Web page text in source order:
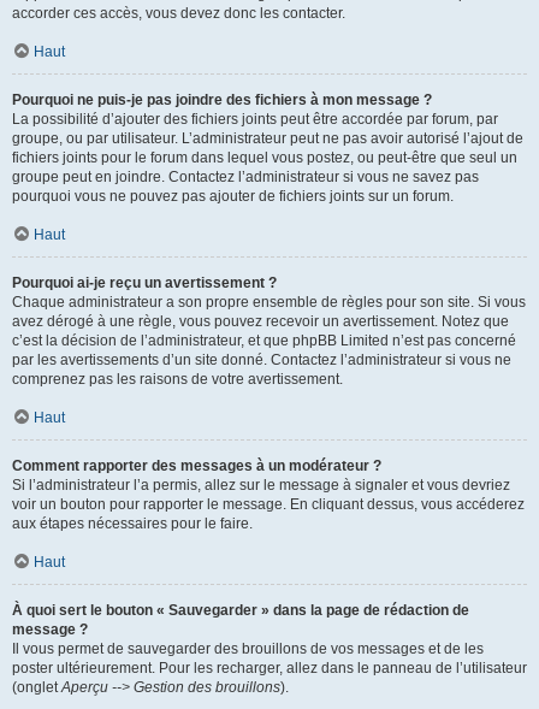
accorder ces accès, vous devez donc les contacter.
Haut
Pourquoi ne puis-je pas joindre des fichiers à mon message ?
La possibilité d’ajouter des fichiers joints peut être accordée par forum, par
groupe, ou par utilisateur. L’administrateur peut ne pas avoir autorisé l’ajout de
fichiers joints pour le forum dans lequel vous postez, ou peut-être que seul un
groupe peut en joindre. Contactez l’administrateur si vous ne savez pas
pourquoi vous ne pouvez pas ajouter de fichiers joints sur un forum.
Haut
Pourquoi ai-je reçu un avertissement ?
Chaque administrateur a son propre ensemble de règles pour son site. Si vous
avez dérogé à une règle, vous pouvez recevoir un avertissement. Notez que
c’est la décision de l’administrateur, et que phpBB Limited n’est pas concerné
par les avertissements d’un site donné. Contactez l’administrateur si vous ne
comprenez pas les raisons de votre avertissement.
Haut
Comment rapporter des messages à un modérateur ?
Si l’administrateur l’a permis, allez sur le message à signaler et vous devriez
voir un bouton pour rapporter le message. En cliquant dessus, vous accéderez
aux étapes nécessaires pour le faire.
Haut
À quoi sert le bouton « Sauvegarder » dans la page de rédaction de
message ?
Il vous permet de sauvegarder des brouillons de vos messages et de les
poster ultérieurement. Pour les recharger, allez dans le panneau de l’utilisateur
(ongletAperçu --> Gestion des brouillons).